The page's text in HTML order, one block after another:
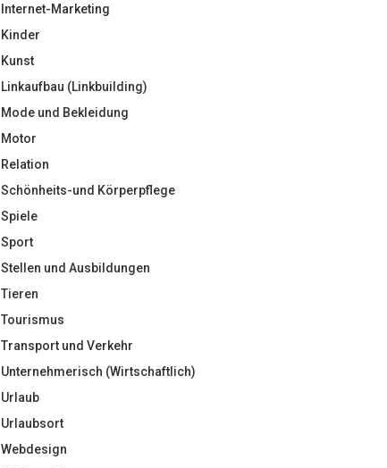
Internet-Marketing
Kinder
Kunst
Linkaufbau (Linkbuilding)
Mode und Bekleidung
Motor
Relation
Schönheits-und Körperpflege
Spiele
Sport
Stellen und Ausbildungen
Tieren
Tourismus
Transport und Verkehr
Unternehmerisch (Wirtschaftlich)
Urlaub
Urlaubsort
Webdesign